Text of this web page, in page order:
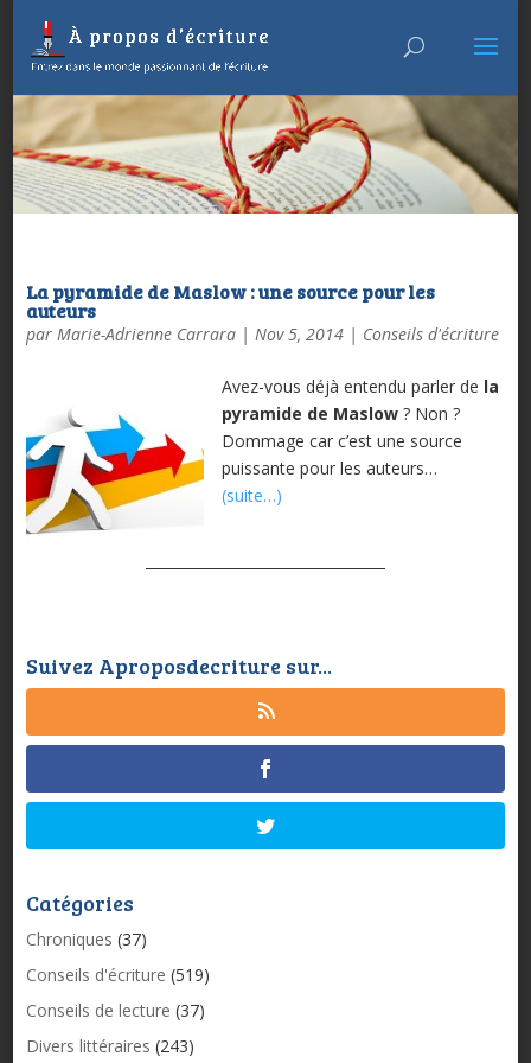
La pyramide de Maslow : une source pour les
auteurs
par Marie-Adrienne Carrara| Nov 5, 2014| Conseils d'écriture
Avez-vous déjà entendu parler de la
pyramide de Maslow? Non ?
Dommage car c’est une source
puissante pour les auteurs…
(suite…)
Suivez Aproposdecriture sur...
Catégories
Chroniques (37)
Conseils d'écriture (519)
Conseils de lecture (37)
Divers littéraires (243)